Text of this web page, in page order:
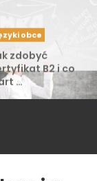
obce
zdobyć
B2 i co
…